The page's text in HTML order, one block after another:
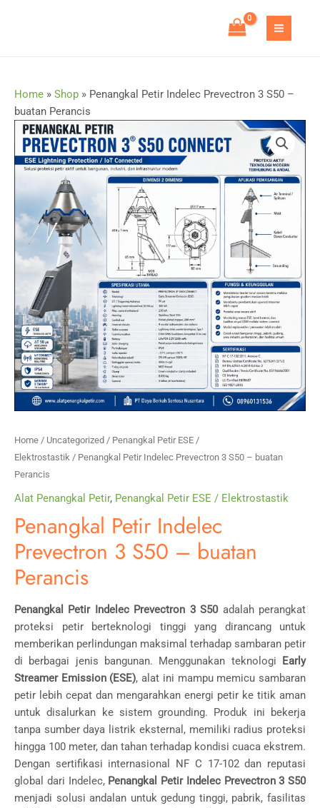
MAIN
Home » Shop » Penangkal Petir Indelec Prevectron 3 S50 –
buatan Perancis
Home / Uncategorized / Penangkal Petir ESE /
Elektrostastik / Penangkal Petir Indelec Prevectron 3 S50 – buatan
Perancis
Alat Penangkal Petir, Penangkal Petir ESE / Elektrostastik
Penangkal Petir Indelec
Prevectron 3 S50 – buatan
Perancis
Penangkal Petir Indelec Prevectron 3 S50adalah perangkat
proteksi petir berteknologi tinggi yang dirancang untuk
memberikan perlindungan maksimal terhadap sambaran petir
di berbagai jenis bangunan. Menggunakan teknologi Early
Streamer Emission (ESE), alat ini mampu memicu sambaran
petir lebih cepat dan mengarahkan energi petir ke titik aman
untuk disalurkan ke sistem grounding. Produk ini bekerja
tanpa sumber daya listrik eksternal, memiliki radius proteksi
hingga 100 meter, dan tahan terhadap kondisi cuaca ekstrem.
Dengan sertifikasi internasional NF C 17-102 dan reputasi
global dari Indelec, Penangkal Petir Indelec Prevectron 3 S50
menjadi solusi andalan untuk gedung tinggi, pabrik, fasilitas